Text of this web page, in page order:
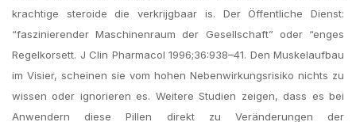
krachtige steroide die verkrijgbaar is. Der Öffentliche Dienst:
“faszinierender Maschinenraum der Gesellschaft” oder “enges
Regelkorsett. J Clin Pharmacol 1996;36:938–41. Den Muskelaufbau
im Visier, scheinen sie vom hohen Nebenwirkungsrisiko nichts zu
wissen oder ignorieren es. Weitere Studien zeigen, dass es bei
Anwendern diese Pillen direkt zu Veränderungen der